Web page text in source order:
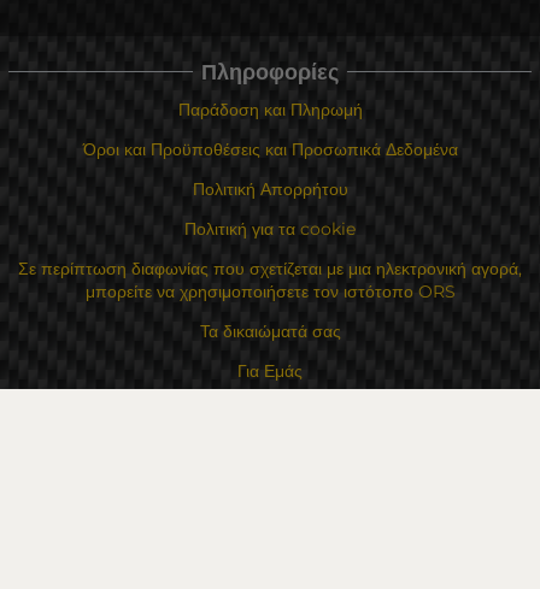
Πληροφορίες
Παράδοση και Πληρωμή
Όροι και Προϋποθέσεις και Προσωπικά Δεδομένα
Πολιτική Απορρήτου
Πολιτική για τα cookie
Σε περίπτωση διαφωνίας που σχετίζεται με μια ηλεκτρονική αγορά,
μπορείτε να χρησιμοποιήσετε τον ιστότοπο ORS
Τα δικαιώματά σας
Για Εμάς